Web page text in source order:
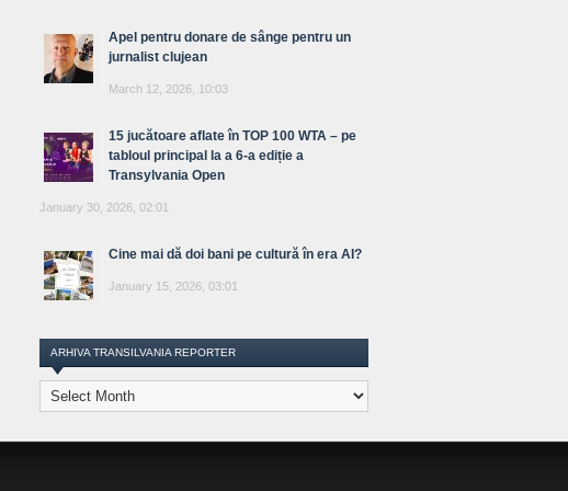
Apel pentru donare de sânge pentru un
jurnalist clujean
March 12, 2026, 10:03
15 jucătoare aflate în TOP 100 WTA – pe
tabloul principal la a 6-a ediție a
Transylvania Open
January 30, 2026, 02:01
Cine mai dă doi bani pe cultură în era AI?
January 15, 2026, 03:01
ARHIVA TRANSILVANIA REPORTER
Arhiva
Transilvania